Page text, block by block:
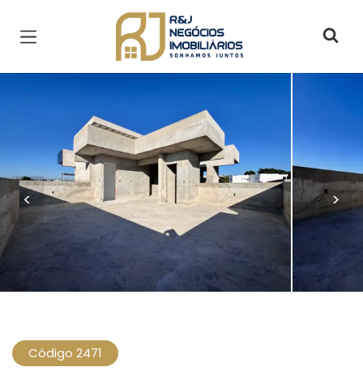
Página inicial
< >
Código 2471